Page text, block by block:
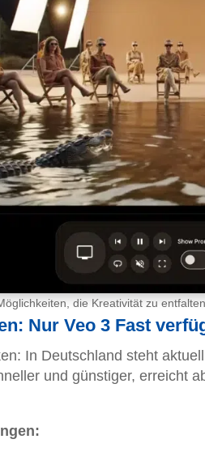
die Kreativität zu entfalten
Nur Veo 3 Fast
In Deutschland steht
und günstiger, erreicht